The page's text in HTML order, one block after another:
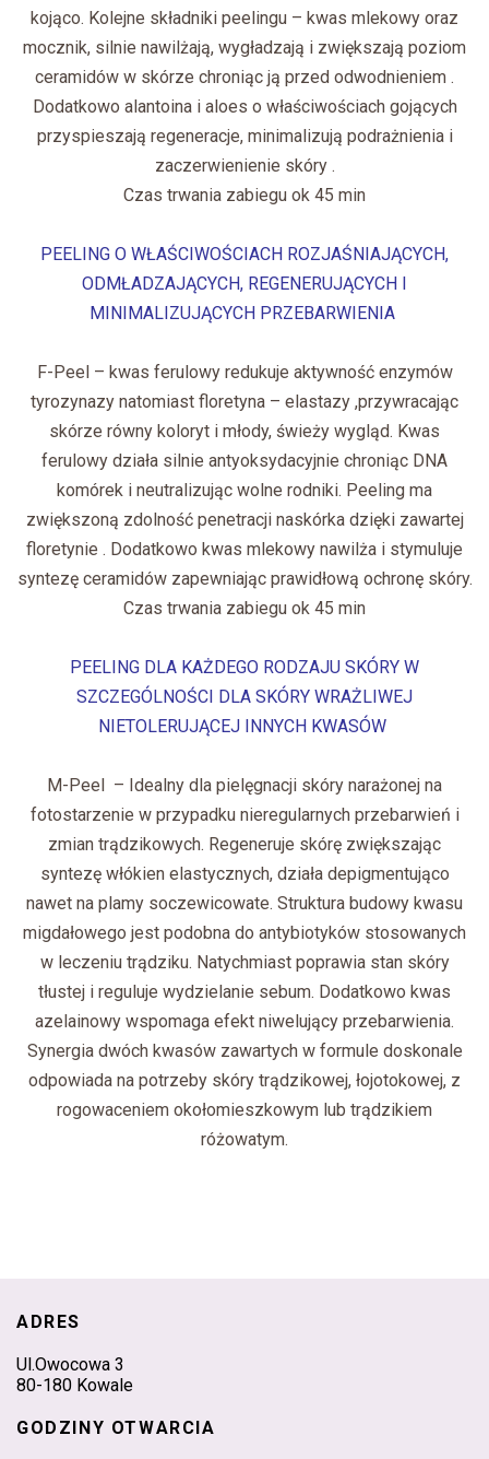
kojąco. Kolejne składniki peelingu – kwas mlekowy oraz
mocznik, silnie nawilżają, wygładzają i zwiększają poziom
ceramidów w skórze chroniąc ją przed odwodnieniem .
Dodatkowo alantoina i aloes o właściwościach gojących
przyspieszają regeneracje, minimalizują podrażnienia i
zaczerwienienie skóry .
Czas trwania zabiegu ok 45 min
PEELING O WŁAŚCIWOŚCIACH ROZJAŚNIAJĄCYCH,
ODMŁADZAJĄCYCH, REGENERUJĄCYCH I
MINIMALIZUJĄCYCH PRZEBARWIENIA
F-Peel – kwas ferulowy redukuje aktywność enzymów
tyrozynazy natomiast floretyna – elastazy ,przywracając
skórze równy koloryt i młody, świeży wygląd. Kwas
ferulowy działa silnie antyoksydacyjnie chroniąc DNA
komórek i neutralizując wolne rodniki. Peeling ma
zwiększoną zdolność penetracji naskórka dzięki zawartej
floretynie . Dodatkowo kwas mlekowy nawilża i stymuluje
syntezę ceramidów zapewniając prawidłową ochronę skóry.
Czas trwania zabiegu ok 45 min
PEELING DLA KAŻDEGO RODZAJU SKÓRY W
SZCZEGÓLNOŚCI DLA SKÓRY WRAŻLIWEJ
NIETOLERUJĄCEJ INNYCH KWASÓW
M-Peel – Idealny dla pielęgnacji skóry narażonej na
fotostarzenie w przypadku nieregularnych przebarwień i
zmian trądzikowych. Regeneruje skórę zwiększając
syntezę włókien elastycznych, działa depigmentująco
nawet na plamy soczewicowate. Struktura budowy kwasu
migdałowego jest podobna do antybiotyków stosowanych
w leczeniu trądziku. Natychmiast poprawia stan skóry
tłustej i reguluje wydzielanie sebum. Dodatkowo kwas
azelainowy wspomaga efekt niwelujący przebarwienia.
Synergia dwóch kwasów zawartych w formule doskonale
odpowiada na potrzeby skóry trądzikowej, łojotokowej, z
rogowaceniem okołomieszkowym lub trądzikiem
różowatym.
ADRES
Ul.Owocowa 3
80-180 Kowale
GODZINY OTWARCIA